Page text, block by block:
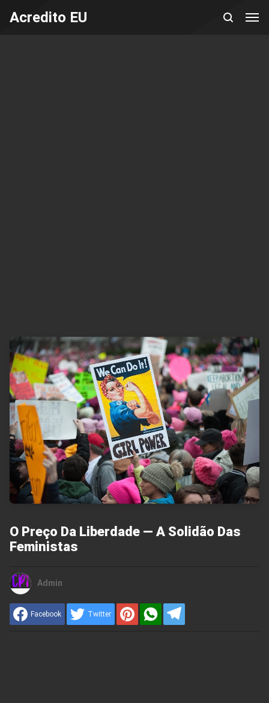
Acredito EU
O Preço Da Liberdade — A Solidão Das
Feministas
Admin
Facebook Twitter